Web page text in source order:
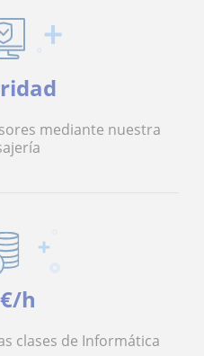
mediante nuestra
h
clases de Informática